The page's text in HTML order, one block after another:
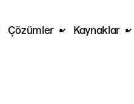
Çözümler Kaynaklar